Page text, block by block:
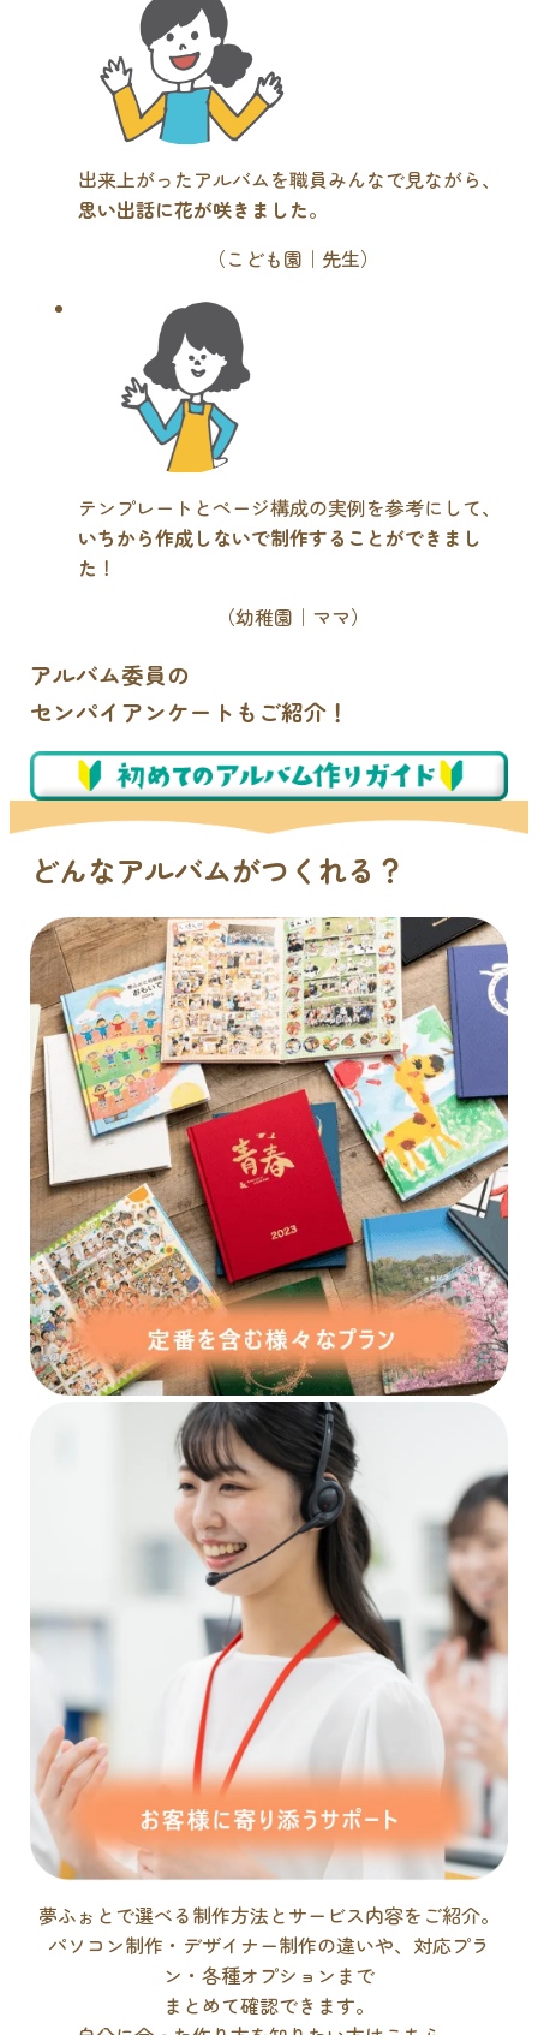
出来上がったアルバムを職員みんなで見ながら、
思い出話に花が咲きました。
（こども園｜先生）
テンプレートとページ構成の実例を参考にして、
いちから作成しないで制作することができまし
た ！
（幼稚園｜ママ）
アルバム委員の
センパイアンケートもご紹介！
どんなアルバムがつくれる？
夢ふぉとで選べる制作方法とサービス内容をご紹介。
パソコン制作・デザイナー制作の違いや、対応プラ
ン・各種オプションまで
まとめて確認できます。